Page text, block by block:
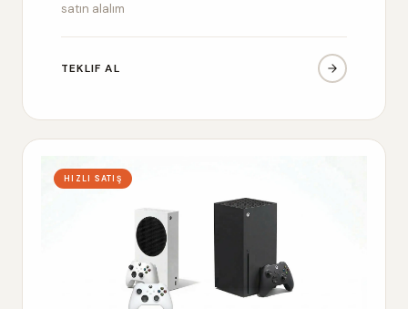
satın alalım
TEKLIF AL
HIZLI SATIŞ